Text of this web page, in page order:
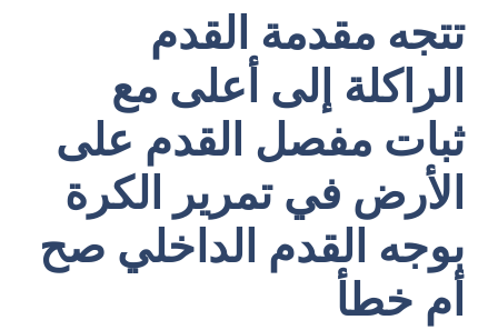
تتجه مقدمة القدم
الراكلة إلى أعلى مع
ثبات مفصل القدم على
الأرض في تمرير الكرة
بوجه القدم الداخلي صح
أم خطأ